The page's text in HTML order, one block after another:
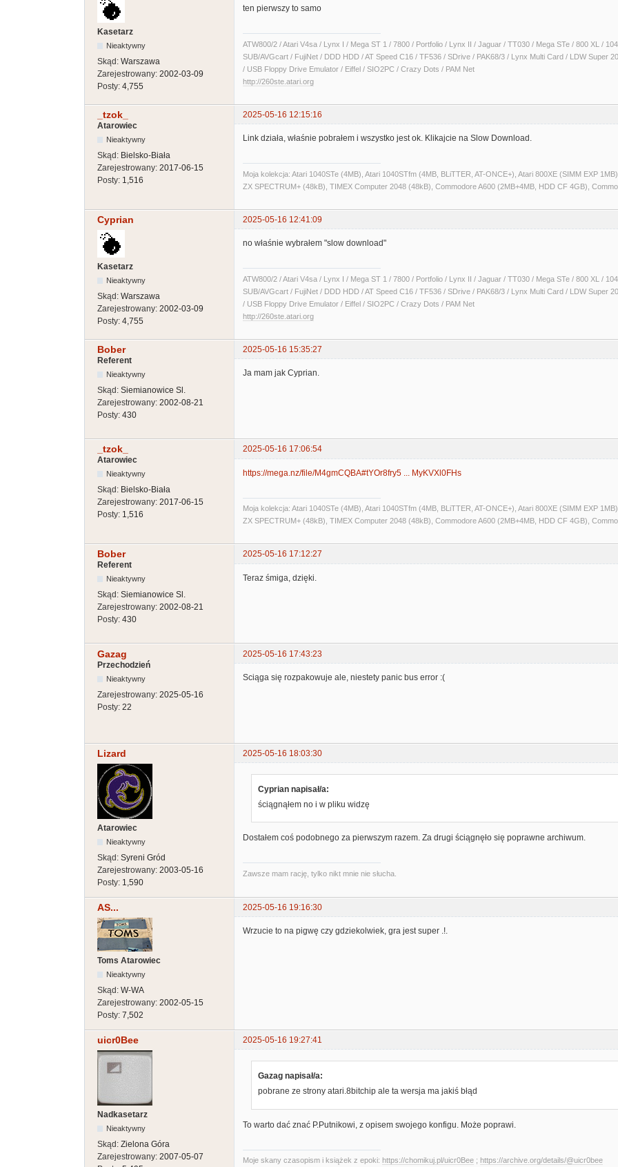
Kasetarz
Nieaktywny
Skąd: Warszawa
Zarejestrowany: 2002-03-09
Posty: 4,755
ten pierwszy to samo
ATW800/2 / Atari V4sa / Lynx I / Mega ST 1 / 7800 / Portfolio / Lynx II / Jaguar / TT030 / Mega STe / 800 XL /
SUB/AVGcart / FujiNet / DDD HDD / AT Speed C16 / TF536 / SDrive / PAK68/3 / Lynx Multi Card / LDW Super
/ USB Floppy Drive Emulator / Eiffel / SIO2PC / Crazy Dots / PAM Net
http://260ste.atari.org
_tzok_
2025-05-16 12:15:16
Atarowiec
Nieaktywny
Skąd: Bielsko-Biała
Zarejestrowany: 2017-06-15
Posty: 1,516
Link działa, właśnie pobrałem i wszystko jest ok. Klikajcie na Slow Download.
Moja kolekcja: Atari 1040STe (4MB), Atari 1040STfm (4MB, BLiTTER, AT-ONCE+), Atari 800XE (SIMM EXP
ZX SPECTRUM+ (48kB), TIMEX Computer 2048 (48kB), Commodore A600 (2MB+4MB, HDD CF 4GB),
Cyprian 2025-05-16 12:41:09
Kasetarz
Nieaktywny
Skąd: Warszawa
Zarejestrowany: 2002-03-09
Posty: 4,755
no właśnie wybrałem "slow download"
ATW800/2 / Atari V4sa / Lynx I / Mega ST 1 / 7800 / Portfolio / Lynx II / Jaguar / TT030 / Mega STe / 800 XL /
SUB/AVGcart / FujiNet / DDD HDD / AT Speed C16 / TF536 / SDrive / PAK68/3 / Lynx Multi Card / LDW Super
/ USB Floppy Drive Emulator / Eiffel / SIO2PC / Crazy Dots / PAM Net
http://260ste.atari.org
Bober
2025-05-16 15:35:27
Referent
Nieaktywny
Skąd: Siemianowice Sl.
Zarejestrowany: 2002-08-21
Posty: 430
Ja mam jak Cyprian.
_tzok_
2025-05-16 17:06:54
Atarowiec
Nieaktywny
Skąd: Bielsko-Biała
Zarejestrowany: 2017-06-15
Posty: 1,516
https://mega.nz/file/M4gmCQBA#tYOr8fry5 ... MyKVXl0FHs
Moja kolekcja: Atari 1040STe (4MB), Atari 1040STfm (4MB, BLiTTER, AT-ONCE+), Atari 800XE (SIMM EXP
ZX SPECTRUM+ (48kB), TIMEX Computer 2048 (48kB), Commodore A600 (2MB+4MB, HDD CF 4GB),
Bober
2025-05-16 17:12:27
Referent
Nieaktywny
Skąd: Siemianowice Sl.
Zarejestrowany: 2002-08-21
Posty: 430
Teraz śmiga, dzięki.
Gazag
2025-05-16 17:43:23
Przechodzień
Nieaktywny
Zarejestrowany: 2025-05-16
Posty: 22
Sciąga się rozpakowuje ale, niestety panic bus error :(
Lizard 2025-05-16 18:03:30
Atarowiec
Nieaktywny
Skąd: Syreni Gród
Zarejestrowany: 2003-05-16
Posty: 1,590
Cyprian napisał/a:
ściągnąłem no i w pliku widzę
Dostałem coś podobnego za pierwszym razem. Za drugi ściągnęło się poprawne archiwum.
Zawsze mam rację, tylko nikt mnie nie słucha.
AS... 2025-05-16 19:16:30
Toms Atarowiec
Nieaktywny
Skąd: W-WA
Zarejestrowany: 2002-05-15
Posty: 7,502
Wrzucie to na pigwę czy gdziekolwiek, gra jest super .!.
uicr0Bee 2025-05-16 19:27:41
Nadkasetarz
Nieaktywny
Skąd: Zielona Góra
Zarejestrowany: 2007-05-07
Gazag napisał/a:
pobrane ze strony atari.8bitchip ale ta wersja ma jakiś błąd
To warto dać znać P.Putnikowi, z opisem swojego konfigu. Może poprawi.
Moje skany czasopism i książek z epoki: https://chomikuj.pl/uicr0Bee ; https://archive.org/details/@uicr0bee